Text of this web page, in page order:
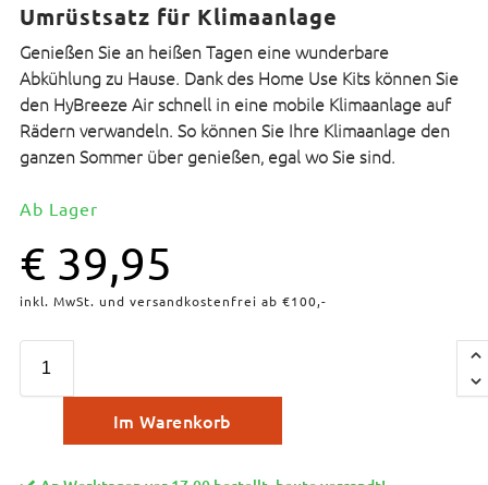
Umrüstsatz für Klimaanlage
Genießen Sie an heißen Tagen eine wunderbare
Abkühlung zu Hause. Dank des Home Use Kits können Sie
den HyBreeze Air schnell in eine mobile Klimaanlage auf
Rädern verwandeln. So können Sie Ihre Klimaanlage den
ganzen Sommer über genießen, egal wo Sie sind.
Ab Lager
€ 39,95
inkl. MwSt. und versandkostenfrei ab €100,-
Im Warenkorb